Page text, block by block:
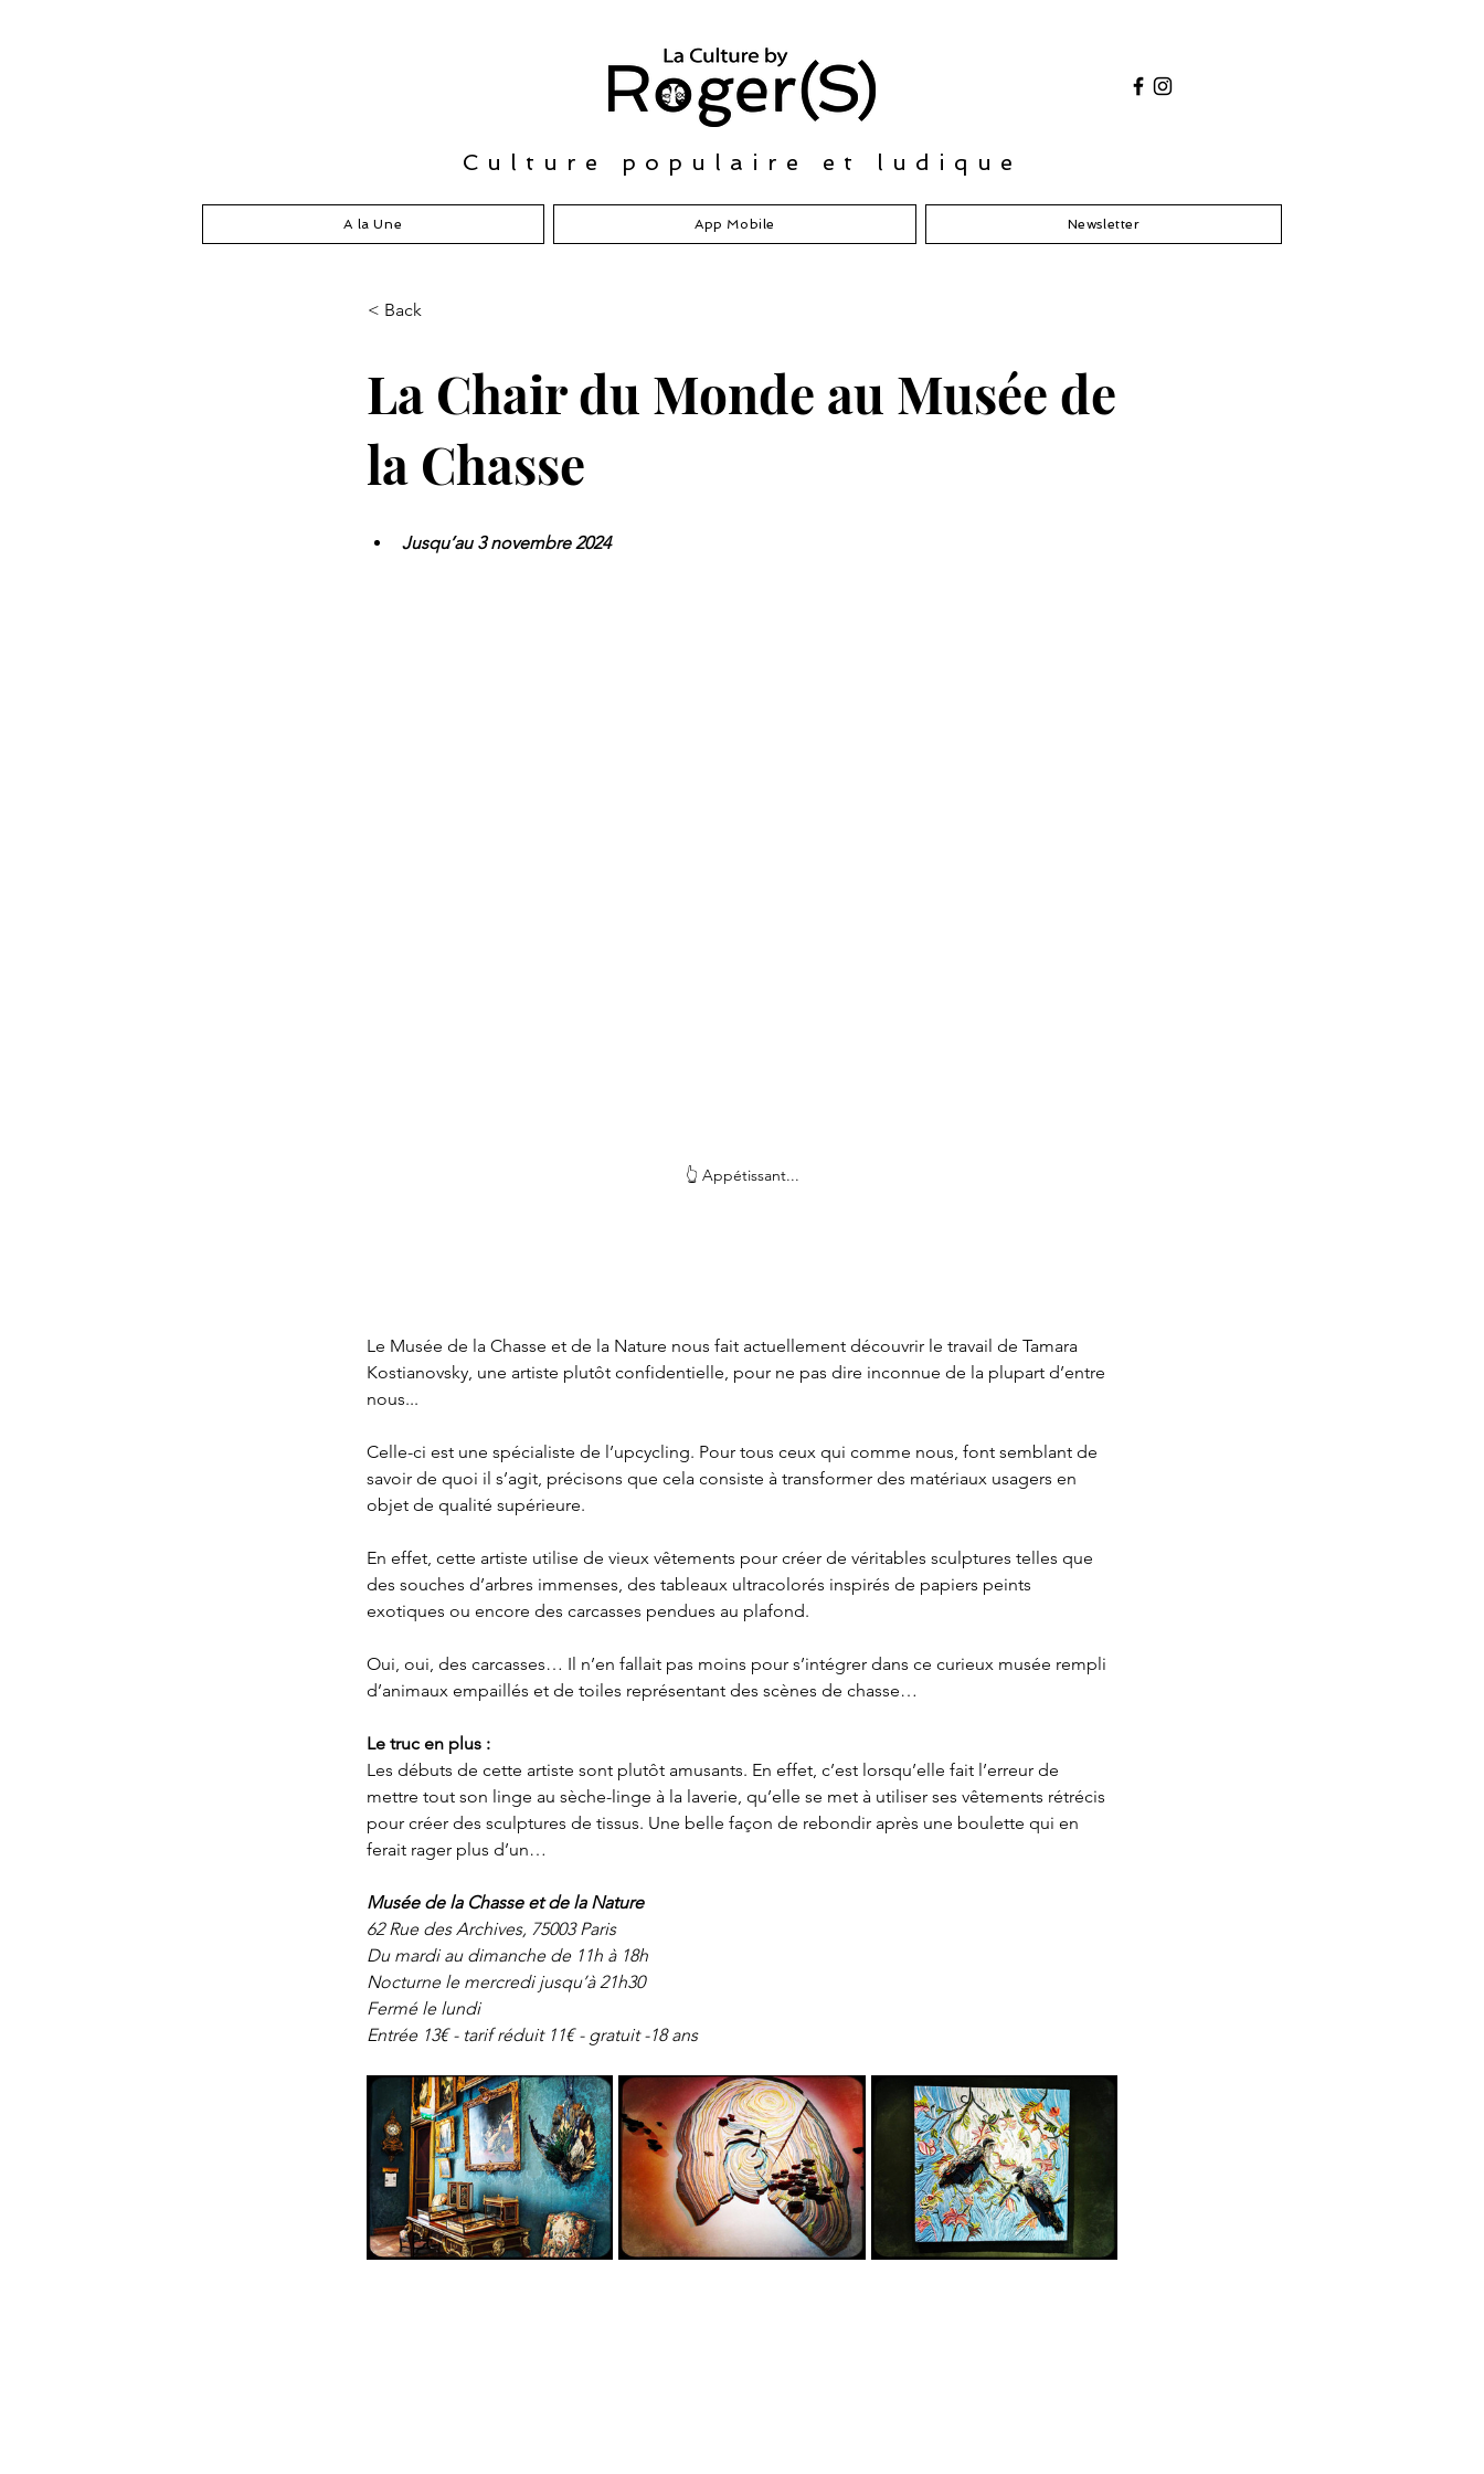
Culture populaire et ludique
A la Une App Mobile Newsletter
< Back
La Chair du Monde au Musée de
la Chasse
Jusqu’au 3 novembre 2024
👆 Appétissant...
Le Musée de la Chasse et de la Nature nous fait actuellement découvrir le travail de Tamara
Kostianovsky, une artiste plutôt confidentielle, pour ne pas dire inconnue de la plupart d’entre
nous...
Celle-ci est une spécialiste de l’upcycling. Pour tous ceux qui comme nous, font semblant de
savoir de quoi il s’agit, précisons que cela consiste à transformer des matériaux usagers en
objet de qualité supérieure.
En effet, cette artiste utilise de vieux vêtements pour créer de véritables sculptures telles que
des souches d’arbres immenses, des tableaux ultracolorés inspirés de papiers peints
exotiques ou encore des carcasses pendues au plafond.
Oui, oui, des carcasses… Il n’en fallait pas moins pour s’intégrer dans ce curieux musée rempli
d’animaux empaillés et de toiles représentant des scènes de chasse…
Le truc en plus :
Les débuts de cette artiste sont plutôt amusants. En effet, c’est lorsqu’elle fait l’erreur de
mettre tout son linge au sèche-linge à la laverie, qu’elle se met à utiliser ses vêtements rétrécis
pour créer des sculptures de tissus. Une belle façon de rebondir après une boulette qui en
ferait rager plus d’un…
Musée de la Chasse et de la Nature
62 Rue des Archives, 75003 Paris
Du mardi au dimanche de 11h à 18h
Nocturne le mercredi jusqu’à 21h30
Fermé le lundi
Entrée 13€ - tarif réduit 11€ - gratuit -18 ans